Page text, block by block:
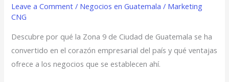
Leave a Comment / Negocios en Guatemala / Marketing
CNG
Descubre por qué la Zona 9 de Ciudad de Guatemala se ha
convertido en el corazón empresarial del país y qué ventajas
ofrece a los negocios que se establecen ahí.
por
qué
es
el
epicentro